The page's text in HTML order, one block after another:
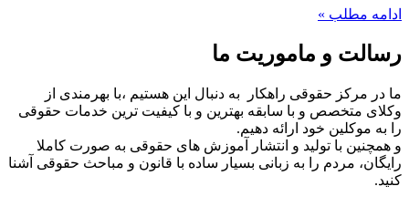
ادامه مطلب »
رسالت و ماموریت ما
ما در مرکز حقوقی راهکار به دنبال این هستیم ،با بهرمندی از
وکلای متخصص و با سابقه بهترین و با کیفیت ترین خدمات حقوقی
را به موکلین خود ارائه دهیم.
و همچنین با تولید و انتشار آموزش های حقوقی به صورت کاملا
رایگان، مردم را به زبانی بسیار ساده با قانون و مباحث حقوقی آشنا
کنید.